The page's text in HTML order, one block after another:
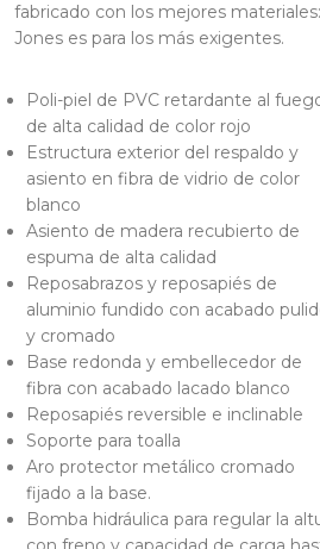
fabricado con los mejores materiales:
Jones es para los más exigentes.
Poli-piel de PVC retardante al
de alta calidad de color rojo
Estructura exterior del respaldo y
asiento en fibra de vidrio de color
blanco
Asiento de madera recubierto de
espuma de alta calidad
Reposabrazos y reposapiés de
aluminio fundido con acabado
y cromado
Base redonda y embellecedor de
fibra con acabado lacado blanco
Reposapiés reversible e inclinable
Soporte para toalla
Aro protector metálico cromado
fijado a la base.
Bomba hidráulica para regular la